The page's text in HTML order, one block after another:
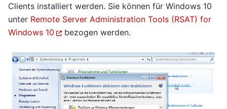
Clients installiert werden. Sie können für Windows 10
unter Remote Server Administration Tools (RSAT) for
Windows 10
bezogen werden.